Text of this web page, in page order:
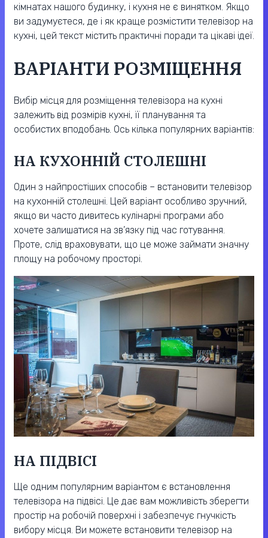
кімнатах нашого будинку, і кухня не є винятком. Якщо
ви задумуєтеся, де і як краще розмістити телевізор на
кухні, цей текст містить практичні поради та цікаві ідеї.
ВАРІАНТИ РОЗМІЩЕННЯ
Вибір місця для розміщення телевізора на кухні
залежить від розмірів кухні, її планування та
особистих вподобань. Ось кілька популярних варіантів:
НА КУХОННІЙ СТОЛЕШНІ
Один з найпростіших способів – встановити телевізор
на кухонній столешні. Цей варіант особливо зручний,
якщо ви часто дивитесь кулінарні програми або
хочете залишатися на зв’язку під час готування.
Проте, слід враховувати, що це може займати значну
площу на робочому просторі.
НА ПІДВІСІ
Ще одним популярним варіантом є встановлення
телевізора на підвісі. Це дає вам можливість зберегти
простір на робочій поверхні і забезпечує гнучкість
вибору місця. Ви можете встановити телевізор на